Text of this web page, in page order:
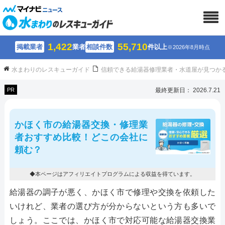
掲載業者 1,422業者相談件数 55,710件以上※2026年8月時点
水まわりのレスキューガイド 信頼できる給湯器修理業者・水道屋が見つか
PR 最終更新日： 2026.7.21
かほく市の給湯器交換・修理業
者おすすめ比較！どこの会社に
頼む？
◆本ページはアフィリエイトプログラムによる収益を得ています。
給湯器の調子が悪く、かほく市で修理や交換を依頼した
いけれど、業者の選び方が分からないという方も多いで
しょう。ここでは、かほく市で対応可能な給湯器交換業